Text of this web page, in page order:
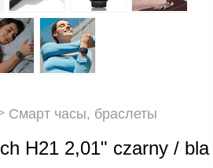
Забыли пароль?
Смарт часы, браслеты
H21 2,01" czarny / bla